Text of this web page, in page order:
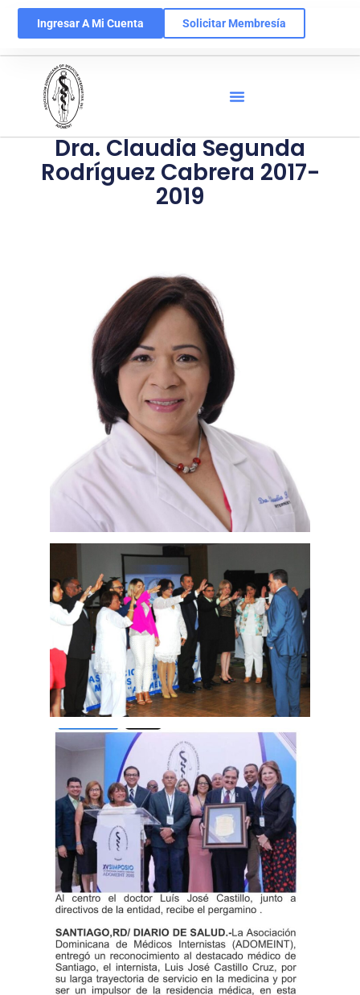
Ingresar A Mi Cuenta Solicitar Membresía
Dra. Claudia Segunda
Rodríguez Cabrera 2017-
2019